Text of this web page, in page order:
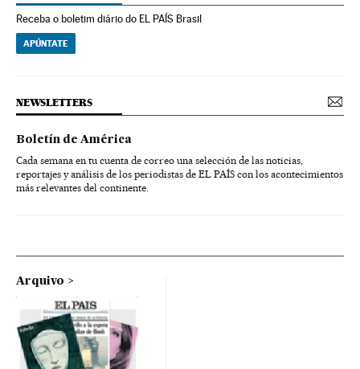
Receba o boletim diário do EL PAÍS Brasil
APÚNTATE
NEWSLETTERS
Boletín de América
Cada semana en tu cuenta de correo una selección de las noticias,
reportajes y análisis de los periodistas de EL PAÍS con los acontecimientos
más relevantes del continente.
Arquivo